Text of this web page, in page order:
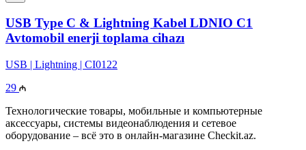
USB Type C & Lightning Kabel LDNIO C1
Avtomobil enerji toplama cihazı
USB | Lightning | CI0122
29
Технологические товары, мобильные и компьютерные
аксессуары, системы видеонаблюдения и сетевое
оборудование – всё это в онлайн-магазине Checkit.az.